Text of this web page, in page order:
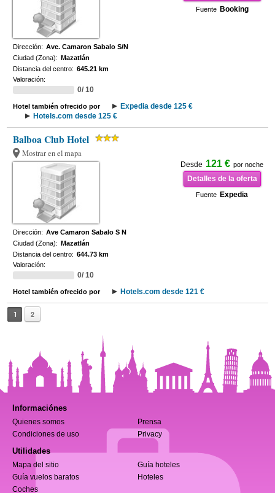
Fuente Booking
Dirección: Ave. Camaron Sabalo S/N
Ciudad (Zona): Mazatlán
Distancia del centro: 645.21 km
Valoración:
0/ 10
Hotel también ofrecido por
Expedia desde 125 €
Hotels.com desde 125 €
Balboa Club Hotel
Mostrar en el mapa
Desde 121 € por noche
Detalles de la oferta
Fuente Expedia
Dirección: Ave Camaron Sabalo S N
Ciudad (Zona): Mazatlán
Distancia del centro: 644.73 km
Valoración:
0/ 10
Hotel también ofrecido por Hotels.com desde 121 €
1 2
Informaciónes
Quienes somos
Prensa
Condiciones de uso
Privacy
Utilidades
Mapa del sitio
Guía hoteles
Guía vuelos baratos
Hoteles
Coches